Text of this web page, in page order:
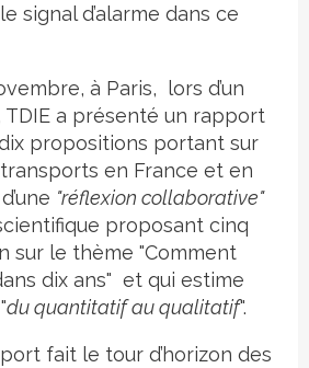
signal d’alarme dans ce
à Paris, lors d’un
a présenté un rapport
propositions portant sur
en France et en
"réflexion collaborative"
proposant cinq
sur le thème "Comment
dix ans" et qui estime
du quantitatif au qualitatif".
fait le tour d’horizon des